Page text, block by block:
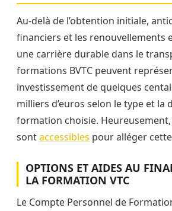
Au-delà de l’obtention initiale,
financiers et les renouvellements
une carrière durable dans le
formations BVTC peuvent
investissement de quelques
milliers d’euros selon le type et la
formation choisie.
sontaccessibles pour alléger
OPTIONS ET AIDES AU
LA FORMATION VTC
Le Compte Personnel de